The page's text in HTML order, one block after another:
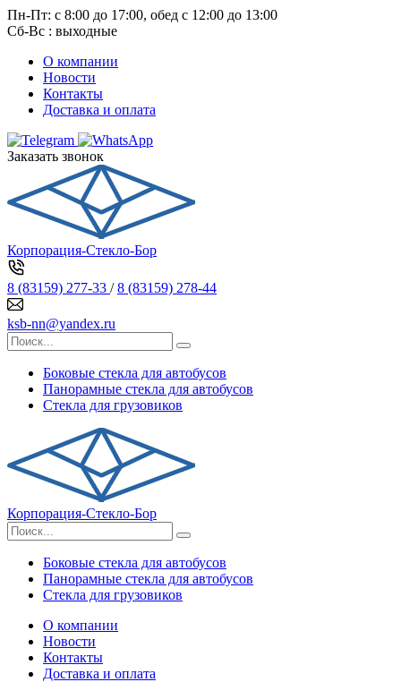
Пн-Пт: с 8:00 до 17:00, обед с 12:00 до 13:00
Сб-Вс : выходные
О компании
Новости
Контакты
Доставка и оплата
Заказать звонок
Корпорация-Стекло-Бор
8 (83159) 277-33 /8 (83159) 278-44
ksb-nn@yandex.ru
Боковые стекла для автобусов
Панорамные стекла для автобусов
Стекла для грузовиков
Корпорация-Стекло-Бор
Боковые стекла для автобусов
Панорамные стекла для автобусов
Стекла для грузовиков
О компании
Новости
Контакты
Доставка и оплата